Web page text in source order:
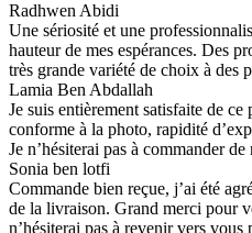
Radhwen Abidi
Une sériosité et une
hauteur de mes espérances. Des
très grande variété de choix à des
Lamia Ben Abdallah
Je suis entièrement satisfaite de
conforme à la photo, rapidité
Je n’hésiterai pas à commander
Sonia ben lotfi
Commande bien reçue, j’ai été
de la livraison. Grand merci pour
n’hésiterai pas à revenir vers vous